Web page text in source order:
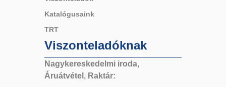
Katalógusaink
TRT
Viszonteladóknak
Nagykereskedelmi iroda,
Áruátvétel, Raktár: